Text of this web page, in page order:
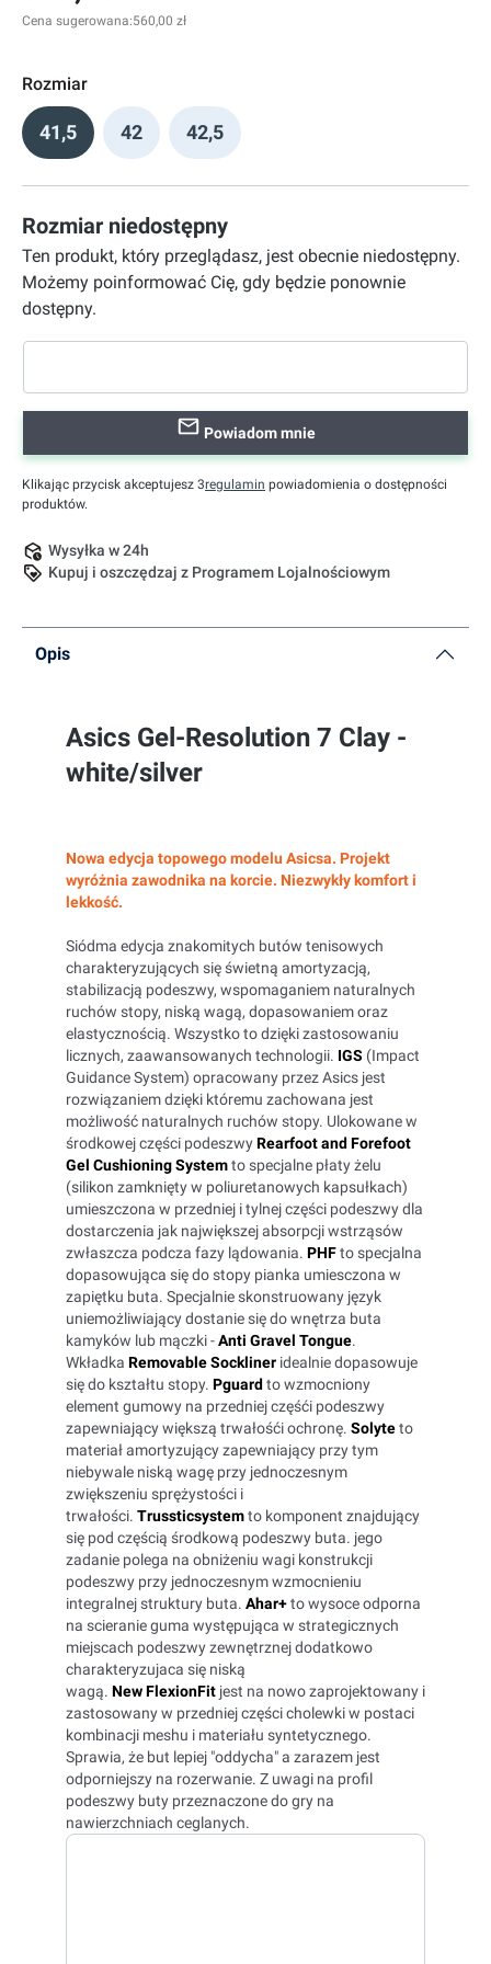
Cena sugerowana:560,00 zł
Rozmiar
41,5 42 42,5
Rozmiar niedostępny
Ten produkt, który przeglądasz, jest obecnie niedostępny.
Możemy poinformować Cię, gdy będzie ponownie
dostępny.
Powiadom mnie
Klikając przycisk akceptujesz 3regulamin powiadomienia o dostępności
produktów.
Wysyłka w 24h
Kupuj i oszczędzaj z Programem Lojalnościowym
Opis
Asics Gel-Resolution 7 Clay -
white/silver
Nowa edycja topowego modelu Asicsa. Projekt
wyróżnia zawodnika na korcie. Niezwykły komfort i
lekkość.
Siódma edycja znakomitych butów tenisowych
charakteryzujących się świetną amortyzacją,
stabilizacją podeszwy, wspomaganiem naturalnych
ruchów stopy, niską wagą, dopasowaniem oraz
elastycznością. Wszystko to dzięki zastosowaniu
licznych, zaawansowanych technologii. IGS (Impact
Guidance System) opracowany przez Asics jest
rozwiązaniem dzięki któremu zachowana jest
możliwość naturalnych ruchów stopy. Ulokowane w
środkowej części podeszwyRearfoot and Forefoot
Gel Cushioning Systemto specjalne płaty żelu
(silikon zamknięty w poliuretanowych kapsułkach)
umieszczona w przedniej i tylnej części podeszwy dla
dostarczenia jak największej absorpcji wstrząsów
zwłaszcza podcza fazy lądowania. PHFto specjalna
dopasowująca się do stopy pianka umiesczona w
zapiętku buta. Specjalnie skonstruowany język
uniemożliwiający dostanie się do wnętrza buta
kamyków lub mączki -Anti Gravel Tongue.
Wkładka Removable Sockliner idealnie dopasowuje
się do kształtu stopy. Pguard to wzmocniony
element gumowy na przedniej częśći podeszwy
zapewniający większą trwałośći ochronę. Solyteto
materiał amortyzujący zapewniający przy tym
niebywale niską wagę przy jednoczesnym
zwiększeniu sprężystości i
trwałości. Trussticsystemto komponent znajdujący
się pod częścią środkową podeszwy buta. jego
zadanie polega na obniżeniu wagi konstrukcji
podeszwy przy jednoczesnym wzmocnieniu
integralnej struktury buta. Ahar+to wysoce odporna
na scieranie guma występująca w strategicznych
miejscach podeszwy zewnętrznej dodatkowo
charakteryzujaca się niską
wagą. NewFlexionFit jest na nowo zaprojektowany i
zastosowany w przedniej części cholewki w postaci
kombinacji meshu i materiału syntetycznego.
Sprawia, że but lepiej "oddycha" a zarazem jest
odporniejszy na rozerwanie. Z uwagi na profil
podeszwy buty przeznaczone do gry na
nawierzchniach ceglanych.